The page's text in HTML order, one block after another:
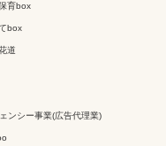
育box
box
道
ンシー事業(広告代理業)